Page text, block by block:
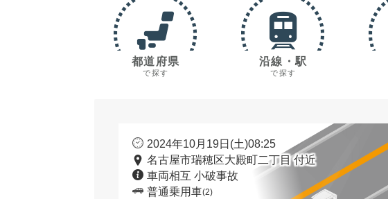
都道府県
で探す
沿線・駅
で探す
2024年10月19日(土)08:25
名古屋市瑞穂区大殿町二丁目 付近
車両相互 小破事故
普通乗用車(2)